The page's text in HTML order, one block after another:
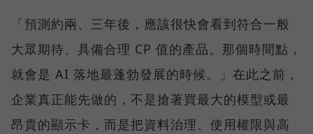
「預測約兩、三年後，應該很快會看到符合一般
大眾期待、具備合理 CP 值的產品。那個時間點，
就會是 AI 落地最蓬勃發展的時候。」在此之前，
企業真正能先做的，不是搶著買最大的模型或最
昂貴的顯示卡，而是把資料治理、使用權限與高